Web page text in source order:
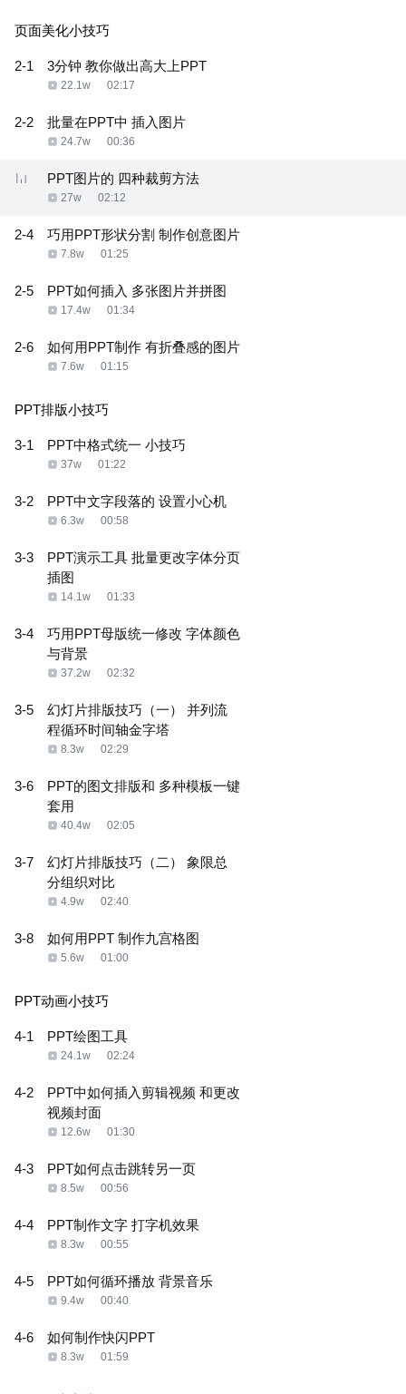
页面美化小技巧
2-1 3分钟 教你做出高大上PPT
22.1w 02:17
2-2 批量在PPT中 插入图片
24.7w 00:36
PPT图片的 四种裁剪方法
27w 02:12
2-4 巧用PPT形状分割 制作创意图片
7.8w 01:25
2-5 PPT如何插入 多张图片并拼图
17.4w 01:34
2-6 如何用PPT制作 有折叠感的图片
7.6w 01:15
PPT排版小技巧
3-1 PPT中格式统一 小技巧
37w 01:22
3-2 PPT中文字段落的 设置小心机
6.3w 00:58
3-3
PPT演示工具 批量更改字体分页
插图
14.1w 01:33
3-4
巧用PPT母版统一修改 字体颜色
与背景
37.2w 02:32
3-5
幻灯片排版技巧（一） 并列流
程循环时间轴金字塔
8.3w 02:29
3-6
PPT的图文排版和 多种模板一键
套用
40.4w 02:05
3-7
幻灯片排版技巧（二） 象限总
分组织对比
4.9w 02:40
3-8 如何用PPT 制作九宫格图
5.6w 01:00
PPT动画小技巧
4-1 PPT绘图工具
24.1w 02:24
4-2
PPT中如何插入剪辑视频 和更改
视频封面
12.6w 01:30
4-3 PPT如何点击跳转另一页
8.5w 00:56
4-4 PPT制作文字 打字机效果
8.3w 00:55
4-5 PPT如何循环播放 背景音乐
9.4w 00:40
4-6 如何制作快闪PPT
8.3w 01:59